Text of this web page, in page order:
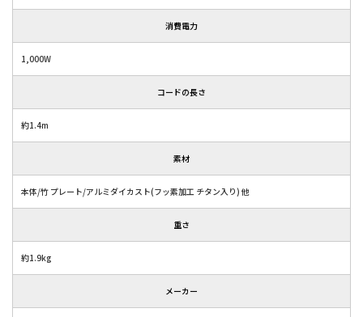
消費電力
1,000W
コードの長さ
約1.4m
素材
本体/竹 プレート/アルミダイカスト(フッ素加工 チタン入り) 他
重さ
約1.9kg
メーカー